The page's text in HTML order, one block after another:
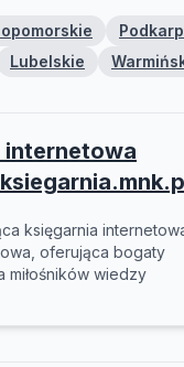
Lubelskie
internetowa
księgarnia
oferująca bogaty
wiedzy